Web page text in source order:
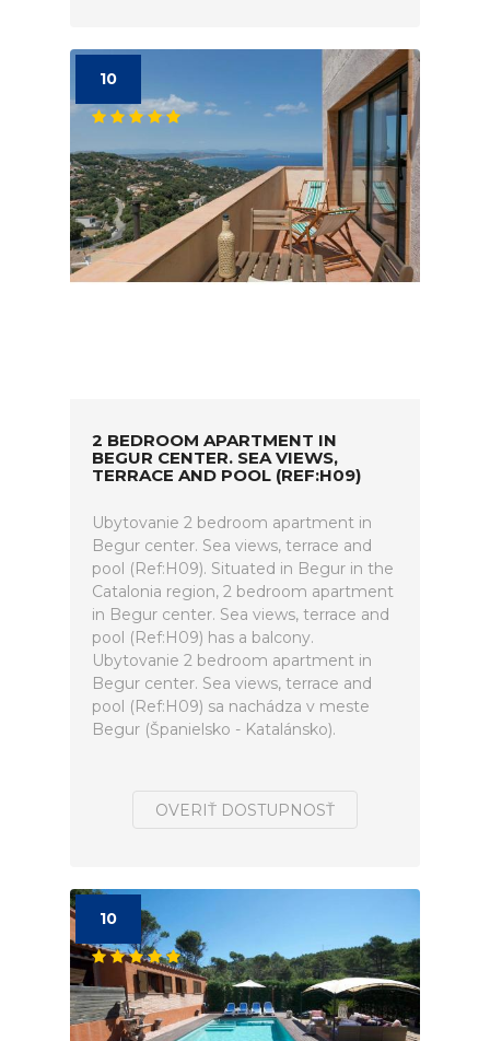
10
2 BEDROOM APARTMENT IN
BEGUR CENTER. SEA VIEWS,
TERRACE AND POOL (REF:H09)
Ubytovanie 2 bedroom apartment in
Begur center. Sea views, terrace and
pool (Ref:H09). Situated in Begur in the
Catalonia region, 2 bedroom apartment
in Begur center. Sea views, terrace and
pool (Ref:H09) has a balcony.
Ubytovanie 2 bedroom apartment in
Begur center. Sea views, terrace and
pool (Ref:H09) sa nachádza v meste
Begur (Španielsko - Katalánsko).
OVERIŤ DOSTUPNOSŤ
10